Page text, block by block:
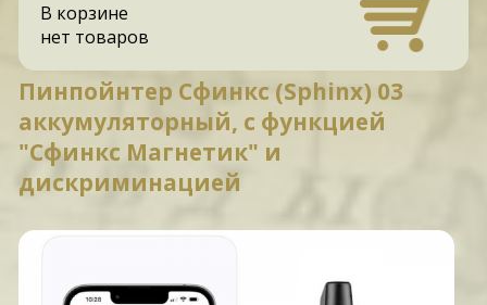
В корзине
нет товаров
Пинпойнтер Сфинкс (Sphinx) 03
аккумуляторный, с функцией
"Сфинкс Магнетик" и
дискриминацией